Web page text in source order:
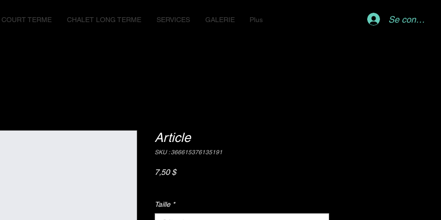
TERME CHALET LONG TERME SERVICES GALERIE Plus Se connecter
Article
SKU : 366615376135191
7,50 $Prix
Taille *